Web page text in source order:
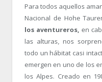
Para todos aquellos
Nacional de Hohe
los aventureros, en
las alturas, nos
todo un hábitat casi
emergen en uno de los
los Alpes. Creado en